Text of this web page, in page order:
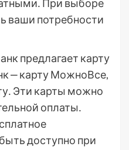
При выборе
ваши потребности
предлагает карту
‒ карту МожноВсе,
Эти карты можно
оплаты․
доступно при